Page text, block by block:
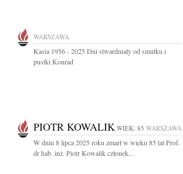
WARSZAWA
Kasia 1956 - 2025 Dni stwardniały od smutku i
pustki Konrad
PIOTR KOWALIK WIEK: 85 WARSZAWA
W dniu 8 lipca 2025 roku zmarł w wieku 85 lat Prof.
dr hab. inż. Piotr Kowalik członek...